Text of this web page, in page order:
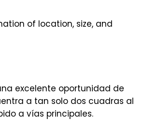
of location, size, and
excelente oportunidad de
a tan solo dos cuadras al
a vías principales.